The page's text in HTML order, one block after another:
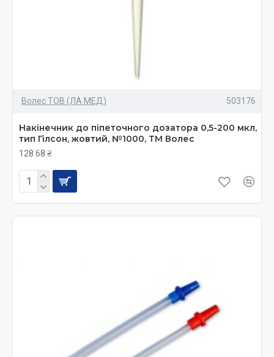
Волес ТОВ (ЛА МЕД) 503176
Накінечник до піпеточного дозатора 0,5-200 мкл,
тип Гілсон, жовтий, №1000, ТМ Волес
128.68 ₴